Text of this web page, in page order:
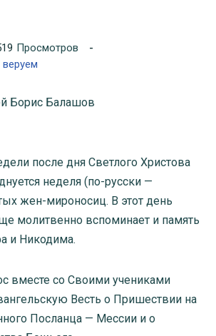
Просмотров
Борис Балашов
после дня Светлого Христова
неделя (по-русски —
жен-мироносиц. В этот день
молитвенно вспоминает и память
и Никодима.
со Своими учениками
Весть о Пришествии на
Посланца — Мессии и о